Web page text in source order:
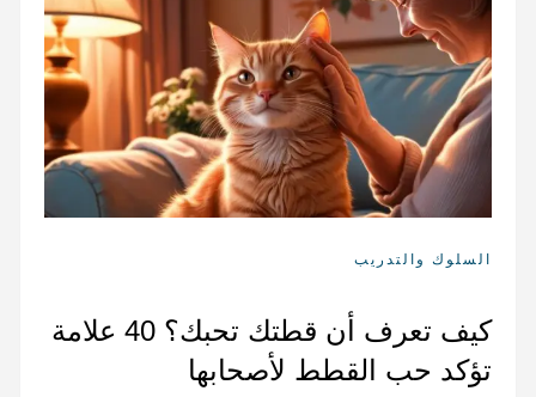
السلوك والتدريب
كيف تعرف أن قطتك تحبك؟ 40 علامة
تؤكد حب القطط لأصحابها